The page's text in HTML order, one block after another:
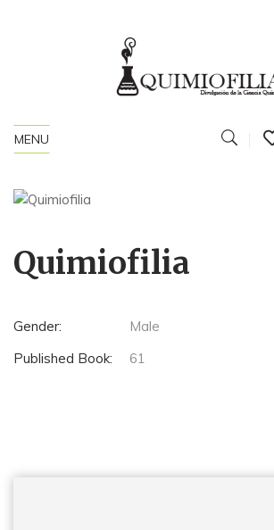
MENU
Quimiofilia
Gender:
Male
Published Book:
61